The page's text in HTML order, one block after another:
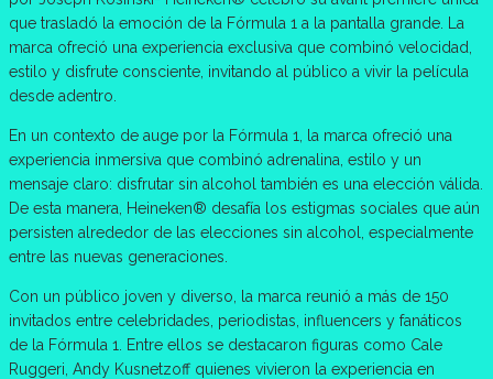
que trasladó la emoción de la Fórmula 1 a la pantalla grande. La
marca ofreció una experiencia exclusiva que combinó velocidad,
estilo y disfrute consciente, invitando al público a vivir la película
desde adentro.
En un contexto de auge por la Fórmula 1, la marca ofreció una
experiencia inmersiva que combinó adrenalina, estilo y un
mensaje claro: disfrutar sin alcohol también es una elección válida.
De esta manera, Heineken® desafía los estigmas sociales que aún
persisten alrededor de las elecciones sin alcohol, especialmente
entre las nuevas generaciones.
Con un público joven y diverso, la marca reunió a más de 150
invitados entre celebridades, periodistas, influencers y fanáticos
de la Fórmula 1. Entre ellos se destacaron figuras como Cale
Ruggeri, Andy Kusnetzoff quienes vivieron la experiencia en